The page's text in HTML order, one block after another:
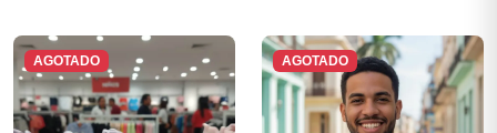
AGOTADO AGOTADO